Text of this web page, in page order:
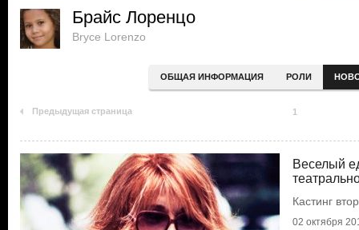
Брайс Лоренцо
Bryce Lorenzo
ОБЩАЯ ИНФОРМАЦИЯ РОЛИ
Предыдущая страница 1
Веселый
Кастинг
02 октября